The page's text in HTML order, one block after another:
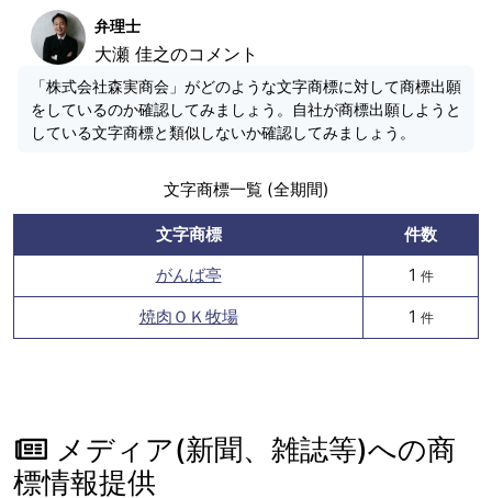
弁理士
大瀬 佳之のコメント
「株式会社森実商会」がどのような文字商標に対して商標出願
をしているのか確認してみましょう。自社が商標出願しようと
している文字商標と類似しないか確認してみましょう。
文字商標一覧 (全期間)
文字商標
件数
がんば亭
1 件
焼肉ＯＫ牧場 1 件
メディア(新聞、雑誌等)への商
標情報提供